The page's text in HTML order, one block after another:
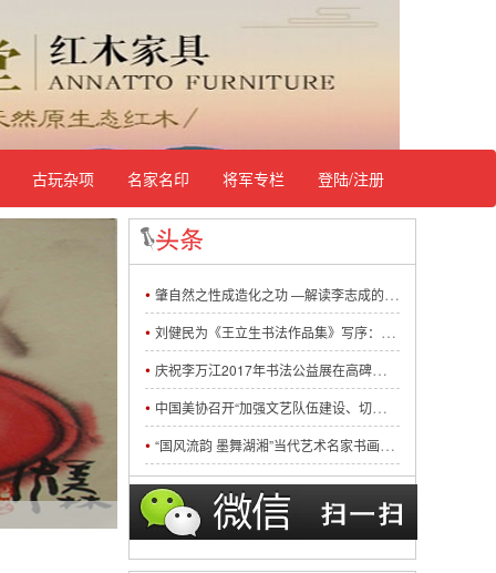
古玩杂项 名家名印 将军专栏 登陆/注册
• 肇自然之性成造化之功 —解读李志成的山水画...
• 刘健民为《王立生书法作品集》写序：字里乾...
• 庆祝李万江2017年书法公益展在高碑店君石苑...
• 中国美协召开“加强文艺队伍建设、切实推动...
• “国风流韵 墨舞湖湘”当代艺术名家书画研讨...